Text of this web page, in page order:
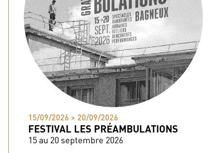
15/09/2026 > 20/09/2026
FESTIVAL LES PRÉAMBULATIONS
15 au 20 septembre 2026